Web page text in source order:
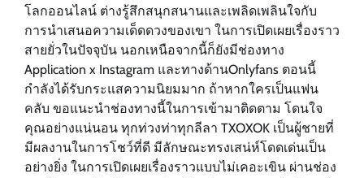
โลกออนไลน์ ต่างรู้สึกสนุกสนานและเพลิดเพลินใจกับ
การนำเสนอความเด็ดดวงของเขา ในการเปิดเผยเรื่องราว
สายยั่วในปัจจุบัน นอกเหนือจากนี้ก็ยังมีช่องทาง
Application x Instagram และทางด้านOnlyfans ตอนนี้
กำลังได้รับกระแสความนิยมมาก ถ้าหากใครเป็นแฟน
คลับ ขอแนะนำช่องทางนี้ในการเข้ามาติดตาม โดนใจ
คุณอย่างแน่นอน ทุกท่วงท่าทุกลีลา TXOXOK เป็นผู้ชายที่
มีผลงานในการโชว์ที่ดี มีลักษณะทรงเสน่ห์โดดเด่นเป็น
อย่างยิ่ง ในการเปิดเผยเรื่องราวแบบไม่เคอะเขิน ผ่านช่อง